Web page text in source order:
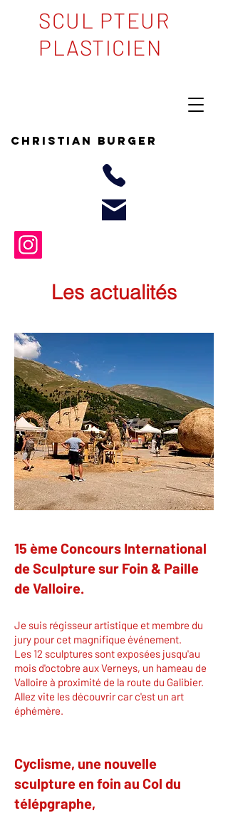
Christian BURGER
SCUL PTEUR
PLASTICIEN
Les actualités
15 ème Concours International
de Sculpture sur Foin & Paille
de Valloire.
Je suis régisseur artistique et membre du
jury pour cet magnifique événement.
Les 12 sculptures sont exposées jusqu'au
mois d'octobre aux Verneys, un hameau de
Valloire à proximité de la route du Galibier.
Allez vite les découvrir car c'est un art
éphémère.
Cyclisme, une nouvelle
sculpture en foin au Col du
télépgraphe,